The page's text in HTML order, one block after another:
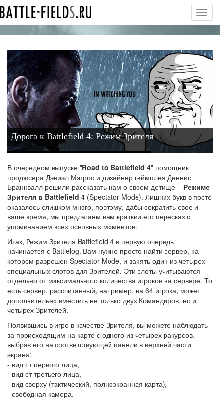
Дорога к Battlefield 4: Режим Зрителя
В очередном выпуске "Road to Battlefield 4" помощник
продюсера Дэниэл Мэтрос и дизайнер геймплея Деннис
Браннвалл решили рассказать нам о своем детище – Режиме
Зрителя в Battlefield 4 (Spectator Mode). Лишних букв в посте
оказалось слишком много, поэтому, дабы сократить свое и
ваше время, мы предлагаем вам краткий его пересказ с
упоминанием всех основных моментов.
Итак, Режим Зрителя Battlefield 4 в первую очередь
начинается с Battlelog. Вам нужно просто найти сервер, на
котором разрешен Spectator Mode, и занять один из четырех
специальных слотов для Зрителей. Эти слоты учитываются
отдельно от максимального количества игроков на сервере. То
есть сервер, рассчитанный, например, на 64 игрока, может
дополнительно вместить не только двух Командиров, но и
четырех Зрителей.
Появившись в игре в качестве Зрителя, вы можете наблюдать
за происходящим на карте с одного из четырех ракурсов,
выбрав его на соответствующей панели в верхней части
экрана:
- вид от первого лица,
- вид от третьего лица,
- вид сверху (тактический, полноэкранная карта),
- свободная камера.